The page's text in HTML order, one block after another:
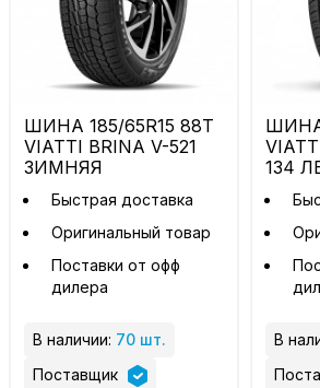
ШИНА 185/65R15 88T
VIATTI BRINA V-521
ЗИМНЯЯ
Быстрая доставка
Оригинальный товар
Поставки от офф
дилера
В наличии: 70 шт.
Поставщик
ШИНА
134
В